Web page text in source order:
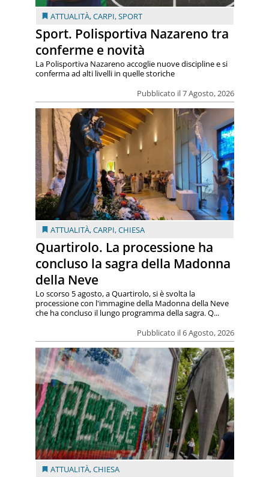
ATTUALITÀ,CARPI,SPORT
Sport. Polisportiva Nazareno tra
conferme e novità
Pubblicato il 7 Agosto, 2026
La Polisportiva Nazareno accoglie nuove discipline e si
conferma ad alti livelli in quelle storiche
ATTUALITÀ,CARPI,CHIESA
Quartirolo. La processione ha
concluso la sagra della Madonna
della Neve
Pubblicato il 6 Agosto, 2026
Lo scorso 5 agosto, a Quartirolo, si è svolta la
processione con l'immagine della Madonna della Neve
che ha concluso il lungo programma della sagra. Q...
ATTUALITÀ,CHIESA